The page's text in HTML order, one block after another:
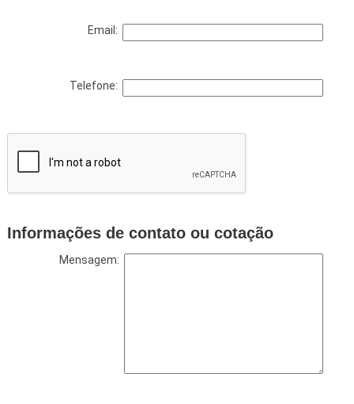
Email:
Telefone:
Informações de contato ou cotação
Mensagem: